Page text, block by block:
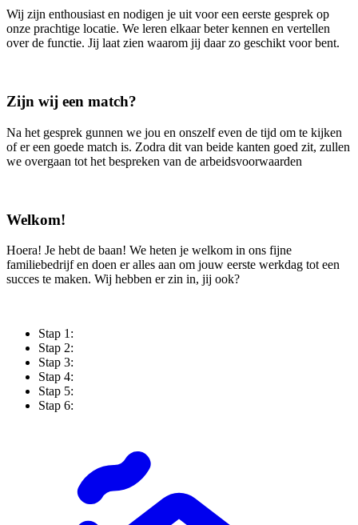
Wij zijn enthousiast en nodigen je uit voor een eerste gesprek op
onze prachtige locatie. We leren elkaar beter kennen en vertellen
over de functie. Jij laat zien waarom jij daar zo geschikt voor bent.
Zijn wij een match?
Na het gesprek gunnen we jou en onszelf even de tijd om te kijken
of er een goede match is. Zodra dit van beide kanten goed zit, zullen
we overgaan tot het bespreken van de arbeidsvoorwaarden
Welkom!
Hoera! Je hebt de baan! We heten je welkom in ons fijne
familiebedrijf en doen er alles aan om jouw eerste werkdag tot een
succes te maken. Wij hebben er zin in, jij ook?
Stap 1:
Stap 2:
Stap 3:
Stap 4:
Stap 5:
Stap 6: